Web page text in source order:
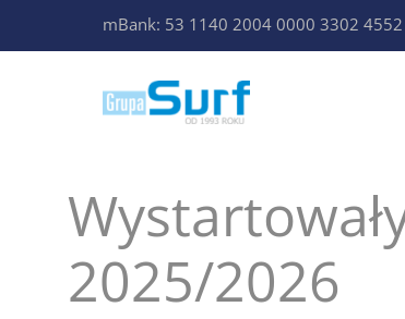
mBank: 53 1140 2004 0000 3302
2025/2026